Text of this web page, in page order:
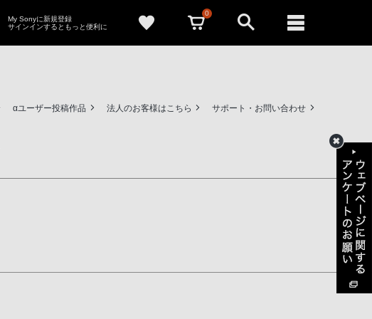
My Sonyに新規登録
サインインするともっと便利に
0
αユーザー投稿作品 法人のお客様はこちら サポート・お問い合わせ